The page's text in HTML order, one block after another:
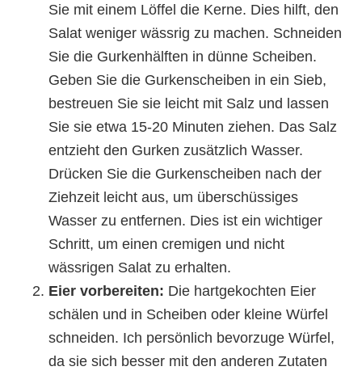
Sie mit einem Löffel die Kerne. Dies hilft, den
Salat weniger wässrig zu machen. Schneiden
Sie die Gurkenhälften in dünne Scheiben.
Geben Sie die Gurkenscheiben in ein Sieb,
bestreuen Sie sie leicht mit Salz und lassen
Sie sie etwa 15-20 Minuten ziehen. Das Salz
entzieht den Gurken zusätzlich Wasser.
Drücken Sie die Gurkenscheiben nach der
Ziehzeit leicht aus, um überschüssiges
Wasser zu entfernen. Dies ist ein wichtiger
Schritt, um einen cremigen und nicht
wässrigen Salat zu erhalten.
Eier vorbereiten: Die hartgekochten Eier
schälen und in Scheiben oder kleine Würfel
schneiden. Ich persönlich bevorzuge Würfel,
da sie sich besser mit den anderen Zutaten